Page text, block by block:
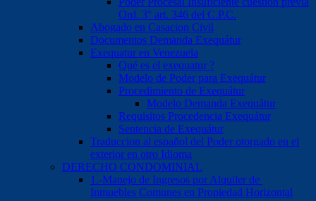
Ord. 3° art. 346 del C.P.C.
Abogado en Casacion Civil
Documentos Demanda Exequátur
Exequatur en Venezuela
Qué es el exequatur ?
Modelo de Poder para Exequátur
Procedimiento de Exequátur
Modelo Demanda Exequátur
Requisitos Procedencia Exequátur
Sentencia de Exequátur
Traduccion al español del Poder otorgado en el
exterior en otro Idioma
DERECHO CONDOMINIAL
1.-Manejo de Ingresos por Alquiler de
Inmuebles Comunes en Propiedad Horizontal